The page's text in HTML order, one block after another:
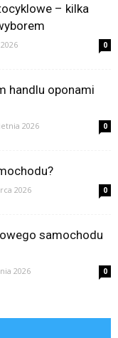
– kilka
0
handlu oponami
2026 0
2026 0
samochodu
2026 0